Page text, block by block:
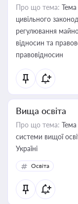
Про що тема:
цивільного
регулювання
відносин та
правовідносин
Вища освіта
Про що тема:
системи вищої
Україні
Освіта